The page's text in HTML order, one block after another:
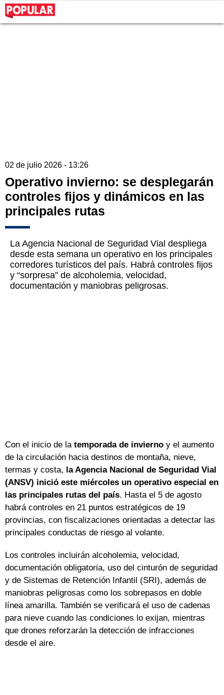
02 de julio 2026 - 13:26
Operativo invierno: se desplegarán
controles fijos y dinámicos en las
principales rutas
La Agencia Nacional de Seguridad Vial despliega
desde esta semana un operativo en los principales
corredores turísticos del país. Habrá controles fijos
y “sorpresa” de alcoholemia, velocidad,
documentación y maniobras peligrosas.
Con el inicio de la temporada de invierno y el aumento
de la circulación hacia destinos de montaña, nieve,
termas y costa, la Agencia Nacional de Seguridad Vial
(ANSV) inició este miércoles un operativo especial en
las principales rutas del país. Hasta el 5 de agosto
habrá controles en 21 puntos estratégicos de 19
provincias, con fiscalizaciones orientadas a detectar las
principales conductas de riesgo al volante.
Los controles incluirán alcoholemia, velocidad,
documentación obligatoria, uso del cinturón de seguridad
y de Sistemas de Retención Infantil (SRI), además de
maniobras peligrosas como los sobrepasos en doble
línea amarilla. También se verificará el uso de cadenas
para nieve cuando las condiciones lo exijan, mientras
que drones reforzarán la detección de infracciones
desde el aire.